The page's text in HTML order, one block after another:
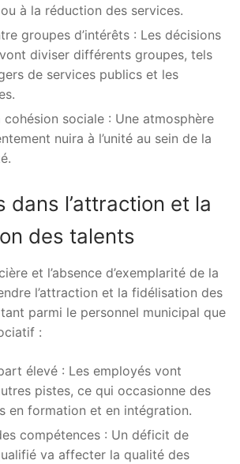
à la réduction des services.
groupes d’intérêts : Les décisions
diviser différents groupes, tels
de services publics et les
cohésion sociale : Une atmosphère
nuira à l’unité au sein de la
dans l’attraction et la
des talents
et l’absence d’exemplarité de la
l’attraction et la fidélisation des
parmi le personnel municipal que
:
élevé : Les employés vont
pistes, ce qui occasionne des
en formation et en intégration.
compétences : Un déficit de
va affecter la qualité des